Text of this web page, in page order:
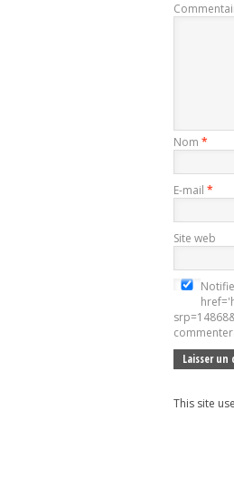
Nom *
E-mail *
Site web
commenter.
This site